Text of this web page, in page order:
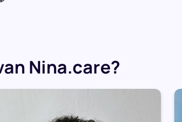
Nina.care?